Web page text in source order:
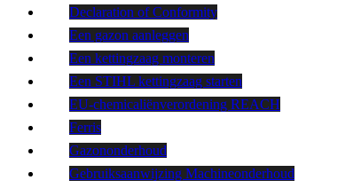
Declaration of Conformity
Een gazon aanleggen
Een kettingzaag monteren
Een STIHL kettingzaag starten
EU-chemicaliënverordening REACH
Ferris
Gazononderhoud
Gebruiksaanwijzing Machineonderhoud